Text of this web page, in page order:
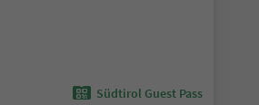
Südtirol Guest Pass